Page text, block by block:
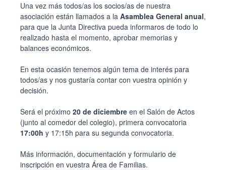
Una vez más todos/as los socios/as de nuestra
asociación están llamados a la Asamblea General anual,
para que la Junta Directiva pueda informaros de todo lo
realizado hasta el momento, aprobar memorias y
balances económicos.
En esta ocasión tenemos algún tema de interés para
todos/as y nos gustaría contar con vuestra opinión y
decisión.
Será el próximo 20 de diciembre en el Salón de Actos
(junto al comedor del colegio), primera convocatoria
17:00h y 17:15h para su segunda convocatoria.
Más información, documentación y formulario de
inscripción en vuestra Área de Familias.